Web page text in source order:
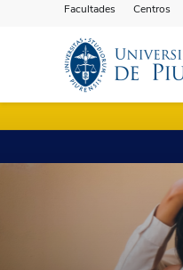
Facultades Centros